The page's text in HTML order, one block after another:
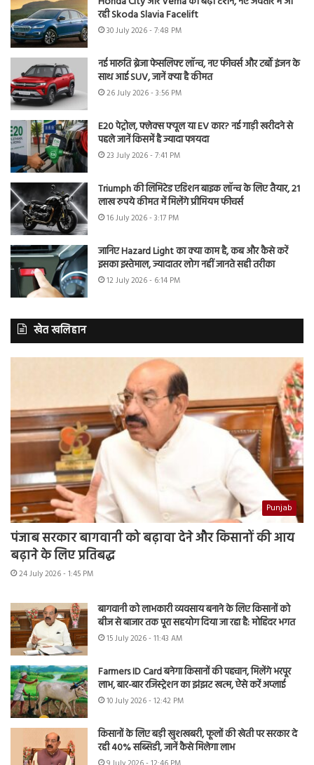
रही Skoda Slavia Facelift
30 July 2026 - 7:48 PM
नई मारुति ब्रेजा फेसलिफ्ट लॉन्च, नए फीचर्स और टर्बो इंजन के
साथ आई SUV, जानें क्या है कीमत
26 July 2026 - 3:56 PM
E20 पेट्रोल, फ्लेक्स फ्यूल या EV कार? नई गाड़ी खरीदने से
पहले जानें किसमें है ज्यादा फायदा
23 July 2026 - 7:41 PM
Triumph की लिमिटेड एडिशन बाइक लॉन्च के लिए तैयार, 21
लाख रुपये कीमत में मिलेंगे प्रीमियम फीचर्स
16 July 2026 - 3:17 PM
जानिए Hazard Light का क्या काम है, कब और कैसे करें
इसका इस्तेमाल, ज्यादातर लोग नहीं जानते सही तरीका
12 July 2026 - 6:14 PM
खेत खलिहान
Punjab
पंजाब सरकार बागवानी को बढ़ावा देने और किसानों की आय
बढ़ाने के लिए प्रतिबद्ध
24 July 2026 - 1:45 PM
बागवानी को लाभकारी व्यवसाय बनाने के लिए किसानों को
बीज से बाजार तक पूरा सहयोग दिया जा रहा है: मोहिंदर भगत
15 July 2026 - 11:43 AM
Farmers ID Card बनेगा किसानों की पहचान, मिलेंगे भरपूर
लाभ, बार-बार रजिस्ट्रेशन का झंझट खत्म, ऐसे करें अप्लाई
10 July 2026 - 12:42 PM
किसानों के लिए बड़ी खुशखबरी, फूलों की खेती पर सरकार दे
रही 40% सब्सिडी, जानें कैसे मिलेगा लाभ